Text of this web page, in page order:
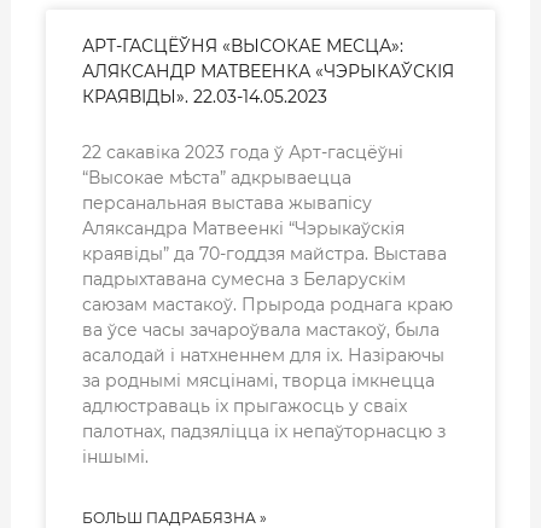
АРТ-ГАСЦЁЎНЯ «ВЫСОКАЕ МЕСЦА»:
АЛЯКСАНДР МАТВЕЕНКА «ЧЭРЫКАЎСКІЯ
КРАЯВІДЫ». 22.03-14.05.2023
22 сакавіка 2023 года ў Арт-гасцёўні
“Высокае мѣста” адкрываецца
персанальная выстава жывапісу
Аляксандра Матвеенкі “Чэрыкаўскія
краявіды” да 70-годдзя майстра. Выстава
падрыхтавана сумесна з Беларускім
саюзам мастакоў. Прырода роднага краю
ва ўсе часы зачароўвала мастакоў, была
асалодай і натхненнем для іх. Назіраючы
за роднымі мясцінамі, творца імкнецца
адлюстраваць іх прыгажосць у сваіх
палотнах, падзяліцца іх непаўторнасцю з
іншымі.
БОЛЬШ ПАДРАБЯЗНА »